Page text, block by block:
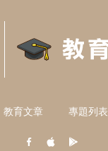
教育文章 專題列表